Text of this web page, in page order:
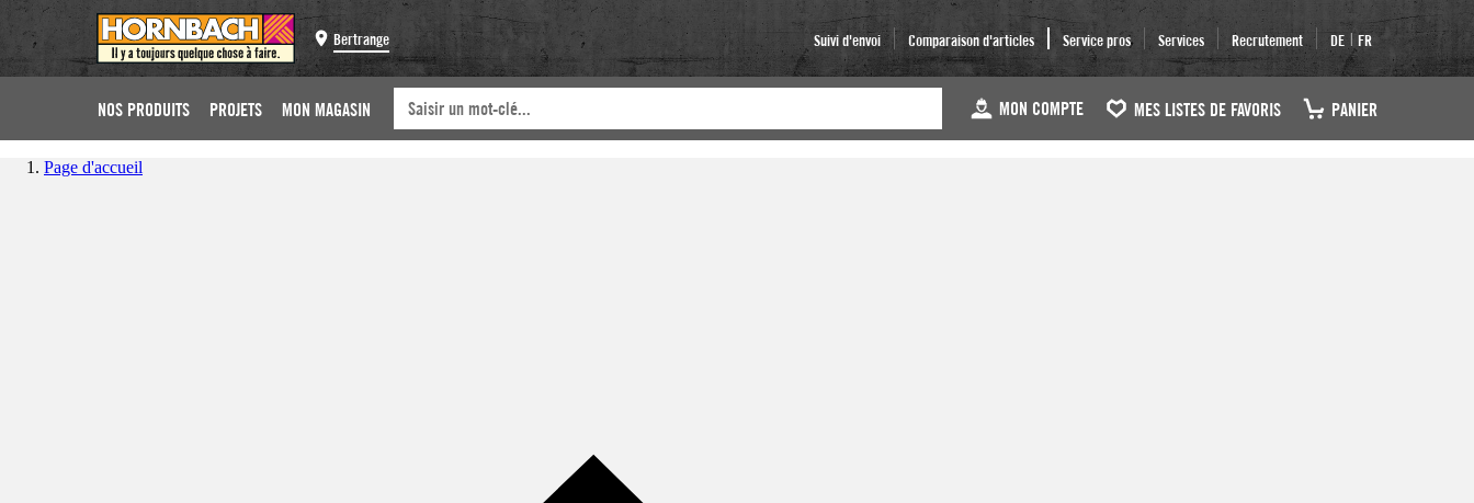
Bertrange Suivi d'envoi Comparaison d'articles Service pros Services Recrutement DE | FR
NOS PRODUITS PROJETS MON MAGASIN MON COMPTE MES LISTES DE FAVORIS PANIER
Page d'accueil